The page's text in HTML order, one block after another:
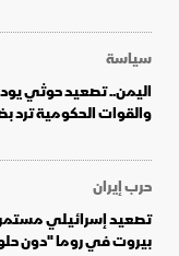
سياسة
اليمن.. تصعيد حوثي
والقوات الحكومية ترد
حرب إيران
تصعيد إسرائيلي
بيروت في روما "دون